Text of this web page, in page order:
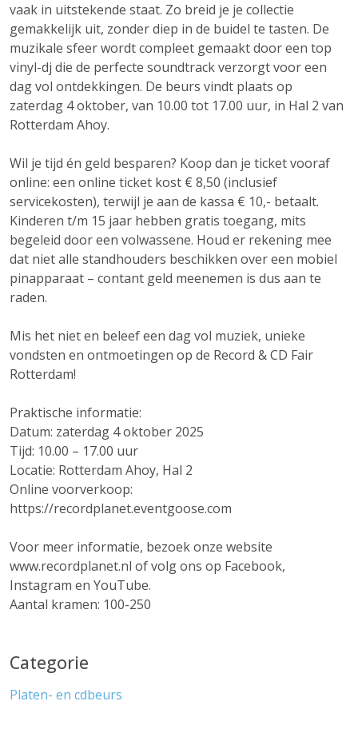
vaak in uitstekende staat. Zo breid je je collectie
gemakkelijk uit, zonder diep in de buidel te tasten. De
muzikale sfeer wordt compleet gemaakt door een top
vinyl-dj die de perfecte soundtrack verzorgt voor een
dag vol ontdekkingen. De beurs vindt plaats op
zaterdag 4 oktober, van 10.00 tot 17.00 uur, in Hal 2 van
Rotterdam Ahoy.
Wil je tijd én geld besparen? Koop dan je ticket vooraf
online: een online ticket kost € 8,50 (inclusief
servicekosten), terwijl je aan de kassa € 10,- betaalt.
Kinderen t/m 15 jaar hebben gratis toegang, mits
begeleid door een volwassene. Houd er rekening mee
dat niet alle standhouders beschikken over een mobiel
pinapparaat – contant geld meenemen is dus aan te
raden.
Mis het niet en beleef een dag vol muziek, unieke
vondsten en ontmoetingen op de Record & CD Fair
Rotterdam!
Praktische informatie:
Datum: zaterdag 4 oktober 2025
Tijd: 10.00 – 17.00 uur
Locatie: Rotterdam Ahoy, Hal 2
Online voorverkoop:
https://recordplanet.eventgoose.com
Voor meer informatie, bezoek onze website
www.recordplanet.nl of volg ons op Facebook,
Instagram en YouTube.
Aantal kramen: 100-250
Categorie
Platen- en cdbeurs